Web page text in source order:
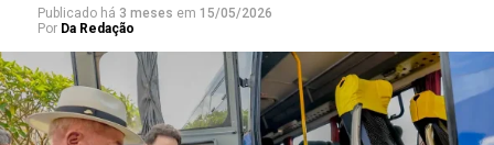
Publicado há 3 meses em 15/05/2026
Por Da Redação